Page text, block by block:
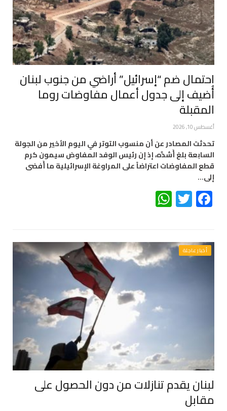
احتمال ضم “إسرائيل” أراضي من جنوب لبنان
أُضيف إلى جدول أعمال مفاوضات روما
المقبلة
أغسطس 10, 2026
تحدثت المصادر عن أن منسوب التوتر في اليوم الأخير من الجولة
السابعة بلغ أَشدَّه، إذ إن رئيس الوفد المفاوض سيمون كرم
قطع المفاوضات اعتراضاً على المراوغة الإسرائيلية ما أَفضى
إلى…
Facebook
Twitter
أخبار عاجلة
لبنان يقدم تنازلات من دون الحصول على
مقابل